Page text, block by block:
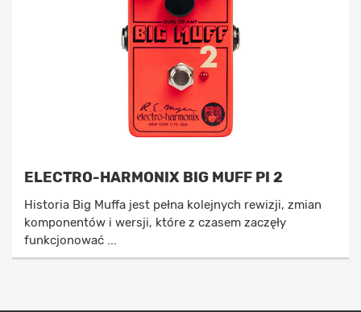
ELECTRO-HARMONIX BIG MUFF PI 2
Historia Big Muffa jest pełna kolejnych rewizji, zmian
komponentów i wersji, które z czasem zaczęły
funkcjonować ...